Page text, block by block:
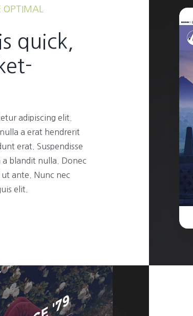
quick,
adipiscing elit.
a erat hendrerit
erat. Suspendisse
blandit nulla. Donec
ante. Nunc nec
elit.